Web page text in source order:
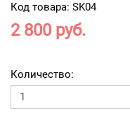
Код товара: SK04
2 800 руб.
Количество: